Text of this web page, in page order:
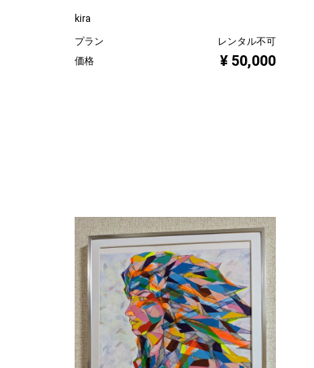
kira
プラン
レンタル不可
価格
¥ 50,000